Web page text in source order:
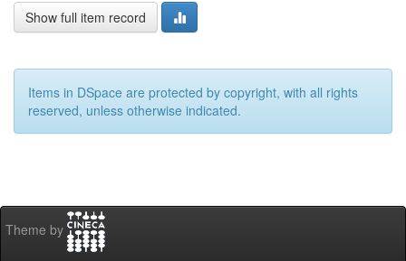
Show full item record
Items in DSpace are protected by copyright, with all rights
reserved, unless otherwise indicated.
Theme by